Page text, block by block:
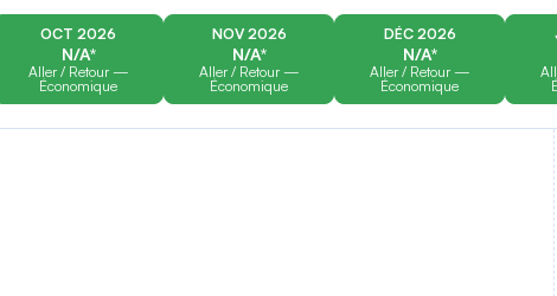
liste
OCT 2026
N/A*
Aller / Retour —
Économique
NOV 2026
N/A*
Aller / Retour —
Économique
DÉC 2026
N/A*
Aller / Retour —
Économique